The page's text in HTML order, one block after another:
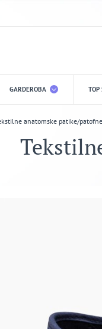
GARDEROBA TOP
anatomske patike/patofne